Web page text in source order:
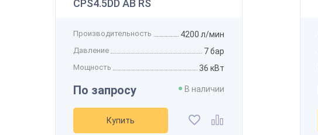
CPS4.5DD AB RS
Производительность 4200 л/мин
Давление 7 бар
Мощность 36 кВт
По запросу В наличии
Купить